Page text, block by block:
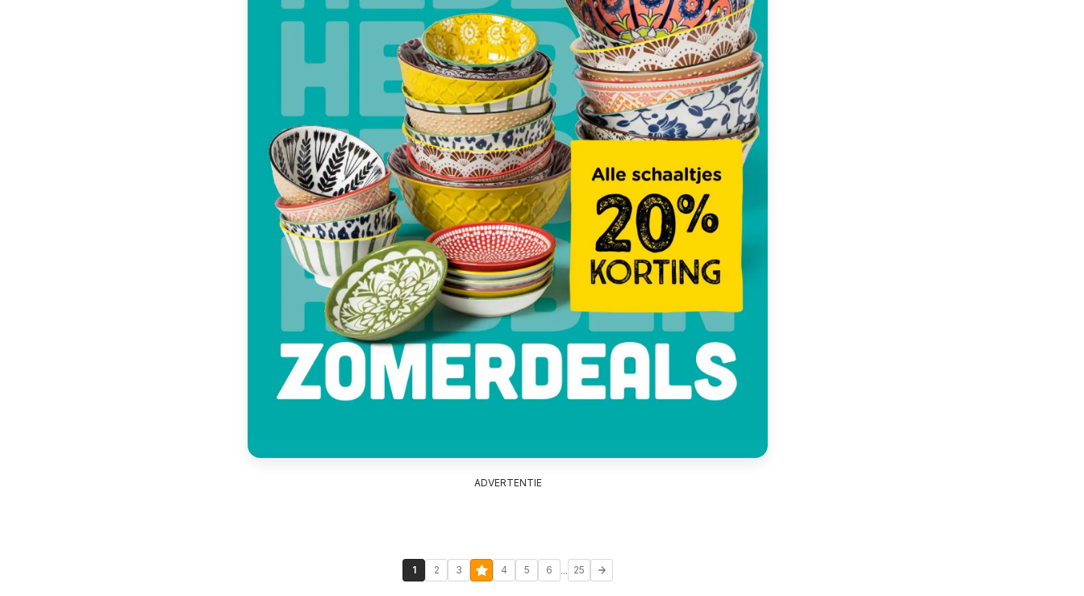
ADVERTENTIE
1 2 3 4 5 6 ... 25